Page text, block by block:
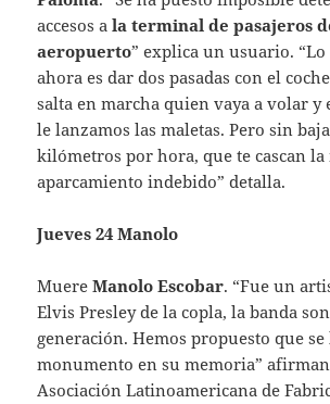
accesos ala terminal de pasajeros
aeropuerto” explica un usuario. “Lo
ahora es dar dos pasadas con el
salta en marcha quien vaya a volar y
le lanzamos las maletas. Pero sin
kilómetros por hora, que te cascan
aparcamiento indebido” detalla.
Jueves 24 Manolo
MuereManoloEscobar. “Fue un
Elvis Presley de la copla, la banda
generación. Hemos propuesto que
monumento en su memoria”
Asociación Latinoamericana de